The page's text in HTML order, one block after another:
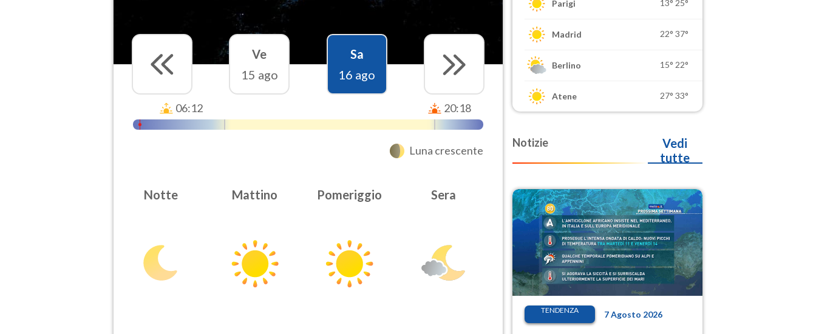
Ve
15 ago
Sa
16 ago
06:12 20:18
Luna crescente
Notte Mattino Pomeriggio Sera
Parigi 13° 25°
Madrid 22° 37°
Berlino 15° 22°
Atene 27° 33°
Notizie
Vedi
tutte
TENDENZA 7 Agosto 2026